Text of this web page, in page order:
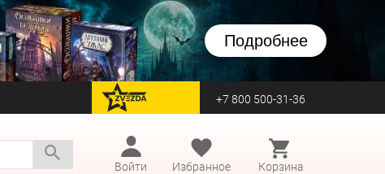
Подробнее
перейти на Zvezda +7 800 500-31-36
Войти
Избранное Корзина